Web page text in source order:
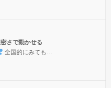
さで動かせる
全国的にみても…